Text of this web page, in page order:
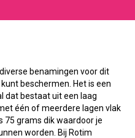
benamingen voor dit
beschermen. Het is een
dat bestaat uit een laag
één of meerdere lagen vlak
75 grams dik waardoor je
worden. Bij Rotim